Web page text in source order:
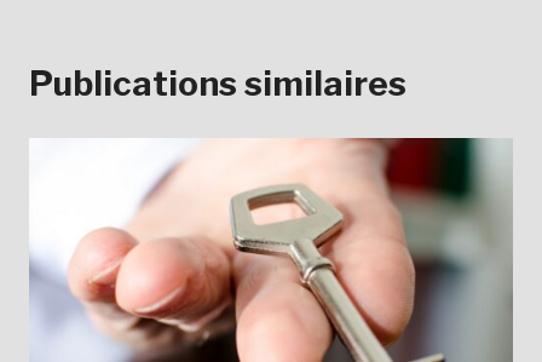
Publications similaires